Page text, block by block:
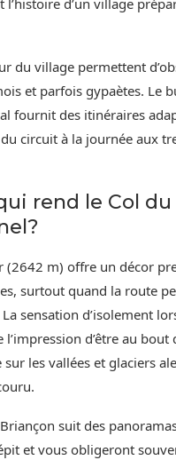
l’histoire d’un village
du village permettent
et parfois gypaètes. Le
fournit des itinéraires
circuit à la journée aux
rend le Col
(2642 m) offre un décor
surtout quand la route
sensation d’isolement
l’impression d’être au
sur les vallées et glaciers
suit des
et vous obligeront